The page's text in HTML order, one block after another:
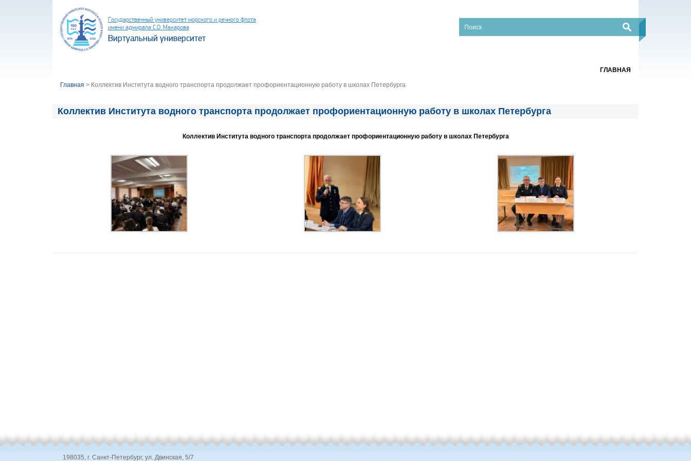
Государственный университет морского и речного флота
имени адмирала С.О. Макарова
Виртуальный университет
ГЛАВНАЯ
Главная > Коллектив Института водного транспорта продолжает профориентационную работу в школах Петербурга
Коллектив Института водного транспорта продолжает профориентационную работу в школах Петербурга
Коллектив Института водного транспорта продолжает профориентационную работу в школах Петербурга
198035, г. Санкт-Петербург, ул. Двинская, 5/7